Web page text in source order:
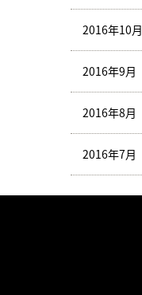
2016年10月
2016年9月
2016年8月
2016年7月